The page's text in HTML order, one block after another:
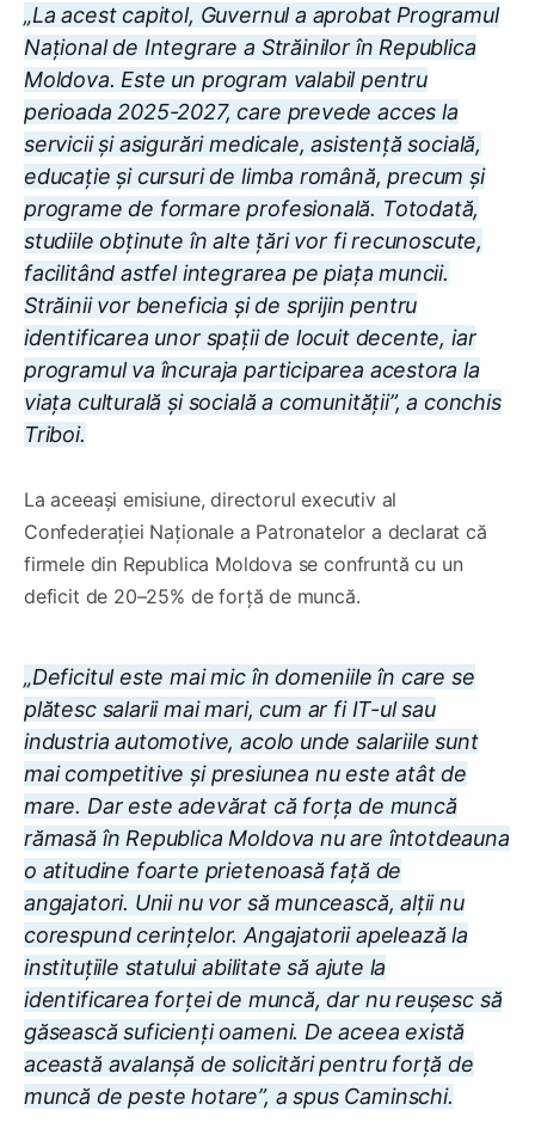
„La acest capitol, Guvernul a aprobat Programul
Național de Integrare a Străinilor în Republica
Moldova. Este un program valabil pentru
perioada 2025-2027, care prevede acces la
servicii și asigurări medicale, asistență socială,
educație și cursuri de limba română, precum și
programe de formare profesională. Totodată,
studiile obținute în alte țări vor fi recunoscute,
facilitând astfel integrarea pe piața muncii.
Străinii vor beneficia și de sprijin pentru
identificarea unor spații de locuit decente, iar
programul va încuraja participarea acestora la
viața culturală și socială a comunității”, a conchis
Triboi.
La aceeași emisiune, directorul executiv al
Confederației Naționale a Patronatelor a declarat că
firmele din Republica Moldova se confruntă cu un
deficit de 20–25% de forță de muncă.
„Deficitul este mai mic în domeniile în care se
plătesc salarii mai mari, cum ar fi IT-ul sau
industria automotive, acolo unde salariile sunt
mai competitive și presiunea nu este atât de
mare. Dar este adevărat că forța de muncă
rămasă în Republica Moldova nu are întotdeauna
o atitudine foarte prietenoasă față de
angajatori. Unii nu vor să muncească, alții nu
corespund cerințelor. Angajatorii apelează la
instituțiile statului abilitate să ajute la
identificarea forței de muncă, dar nu reușesc să
găsească suficienți oameni. De aceea există
această avalanșă de solicitări pentru forță de
muncă de peste hotare”, a spus Caminschi.